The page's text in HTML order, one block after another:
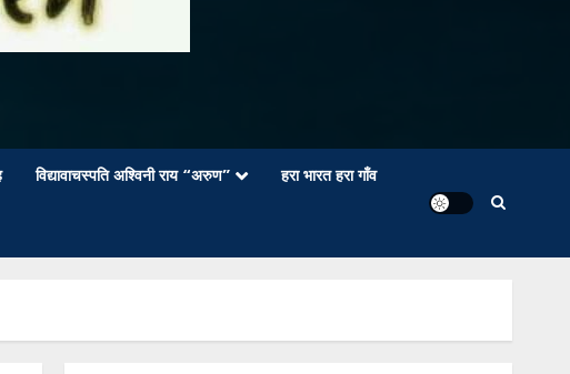
विद्यावाचस्पति अश्विनी राय “अरुण” हरा भारत हरा गाँव